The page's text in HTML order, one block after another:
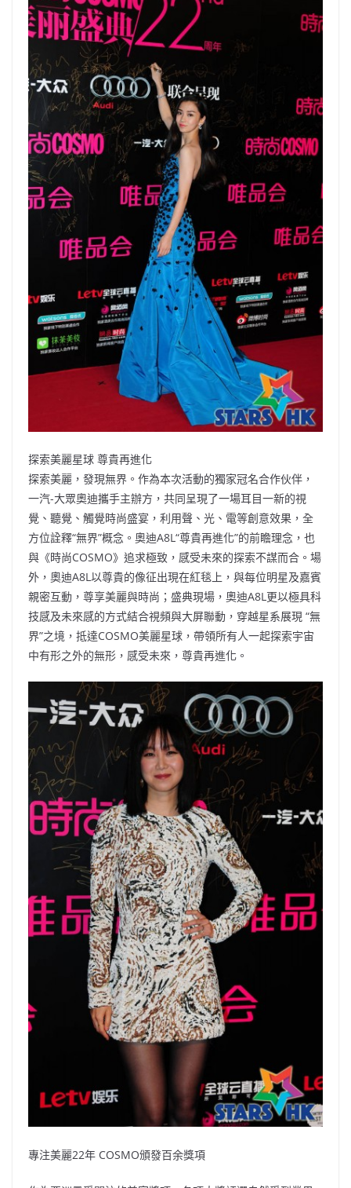
探索美麗星球 尊貴再進化
探索美麗，發現無界。作為本次活動的獨家冠名合作伙伴，
一汽-大眾奧迪攜手主辦方，共同呈現了一場耳目一新的視
覺、聽覺、觸覺時尚盛宴，利用聲、光、電等創意效果，全
方位詮釋“無界”概念。奧迪A8L“尊貴再進化”的前瞻理念，也
與《時尚COSMO》追求極致，感受未來的探索不謀而合。場
外，奧迪A8L以尊貴的像征出現在紅毯上，與每位明星及嘉賓
親密互動，尊享美麗與時尚；盛典現場，奧迪A8L更以極具科
技感及未來感的方式結合視頻與大屏聯動，穿越星系展現 “無
界”之境，抵達COSMO美麗星球，帶領所有人一起探索宇宙
中有形之外的無形，感受未來，尊貴再進化。
專注美麗22年 COSMO頒發百余獎項